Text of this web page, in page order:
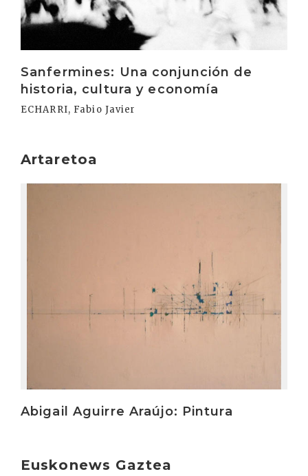
Sanfermines: Una conjunción de
historia, cultura y economía
ECHARRI, Fabio Javier
Artaretoa
Abigail Aguirre Araújo: Pintura
Euskonews Gaztea